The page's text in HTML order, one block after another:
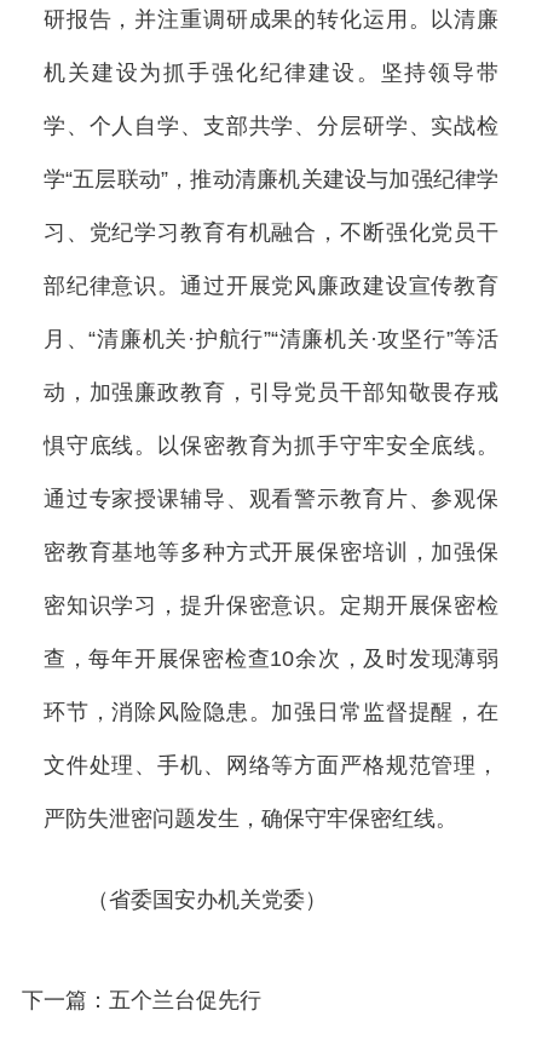
研报告，并注重调研成果的转化运用。以清廉
机关建设为抓手强化纪律建设。坚持领导带
学、个人自学、支部共学、分层研学、实战检
学“五层联动”，推动清廉机关建设与加强纪律学
习、党纪学习教育有机融合，不断强化党员干
部纪律意识。通过开展党风廉政建设宣传教育
月、“清廉机关·护航行”“清廉机关·攻坚行”等活
动，加强廉政教育，引导党员干部知敬畏存戒
惧守底线。以保密教育为抓手守牢安全底线。
通过专家授课辅导、观看警示教育片、参观保
密教育基地等多种方式开展保密培训，加强保
密知识学习，提升保密意识。定期开展保密检
查，每年开展保密检查10余次，及时发现薄弱
环节，消除风险隐患。加强日常监督提醒，在
文件处理、手机、网络等方面严格规范管理，
严防失泄密问题发生，确保守牢保密红线。
（省委国安办机关党委）
下一篇：五个兰台促先行